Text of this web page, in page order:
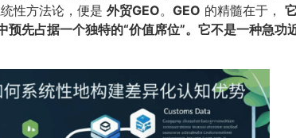
性方法论，便是 外贸GEO​。​ GEO 的精髓在于，
预先占据一个独特的“价值席位”。它不是一种急